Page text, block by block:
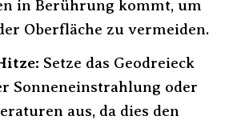
in Berührung kommt, um
Oberfläche zu vermeiden.
Setze das Geodreieck
Sonneneinstrahlung oder
aus, da dies den